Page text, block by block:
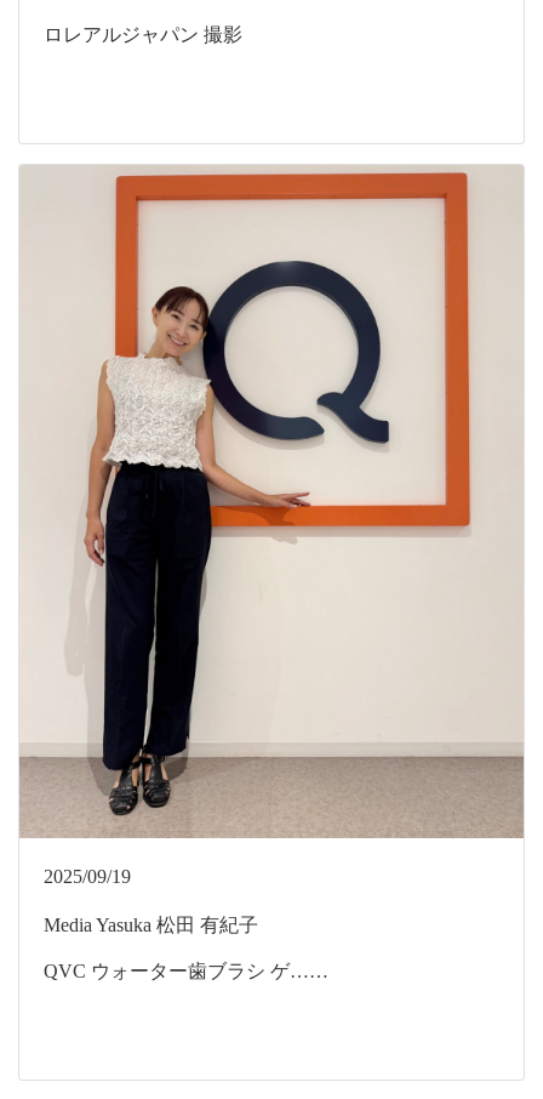
ロレアルジャパン 撮影
2025/09/19
Media Yasuka 松田 有紀子
QVC ウォーター歯ブラシ ゲ……